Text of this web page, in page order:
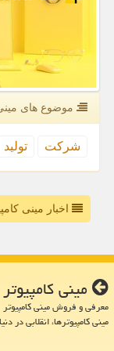
موضوع های مینی
شركت تولید
اخبار مینی
مینی كامپیوتر
معرفی و فروش مینی کامپیوتر
مینی کامپیوترها، انقلابی در